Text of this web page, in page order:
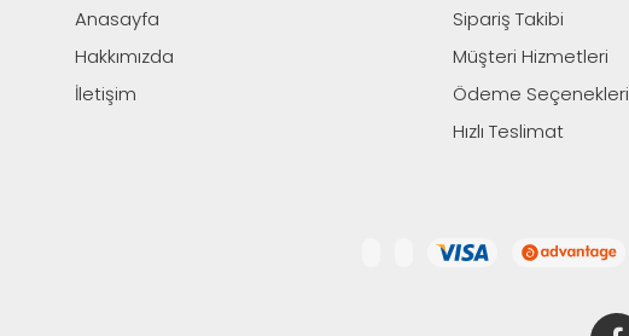
Anasayfa
Hakkımızda
İletişim
Sipariş Takibi
Müşteri Hizmetleri
Ödeme Seçenekleri
Hızlı Teslimat